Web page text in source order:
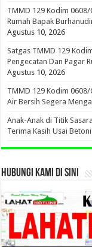
TMMD 129 Kodim
Rumah Bapak
Agustus 10, 2026
Satgas TMMD 129
Pengecatan Dan Pagar
Agustus 10, 2026
TMMD 129 Kodim
Air Bersih Segera
Anak-Anak di Titik
Terima Kasih Usai
HUBUNGI KAMI DI SINI